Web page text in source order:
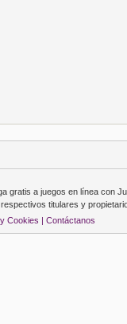
gratis a juegos en línea con
titulares y
Cookies | Contáctanos